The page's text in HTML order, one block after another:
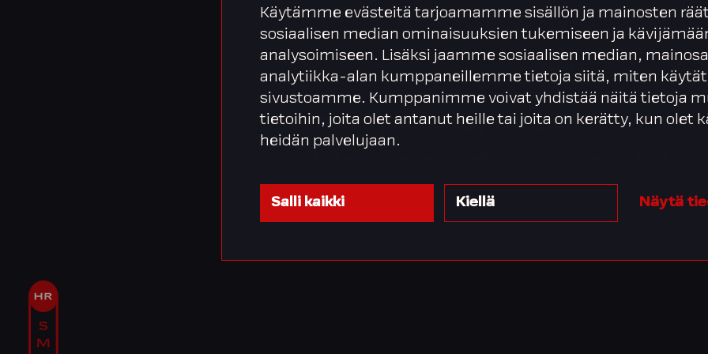
Käytämme evästeitä tarjoamamme sisällön ja mainosten
sosiaalisen median ominaisuuksien tukemiseen ja
analysoimiseen. Lisäksi jaamme sosiaalisen median,
analytiikka-alan kumppaneillemme tietoja siitä, miten käytät
sivustoamme. Kumppanimme voivat yhdistää näitä tietoja
tietoihin, joita olet antanut heille tai joita on kerätty, kun olet
heidän palvelujaan.
Salli kaikki Kiellä Näytä
+358 40 683 6829
Eeva Anttonen
Sales
eeva.anttonen@integrata.fi
+358 45 670 7414
Can’t get enough of us?